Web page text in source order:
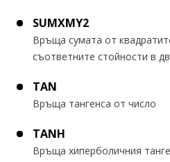
SUMXMY2
Връща сумата от
съответните стойности в
TAN
Връща тангенса от число
TANH
Връща хиперболичния